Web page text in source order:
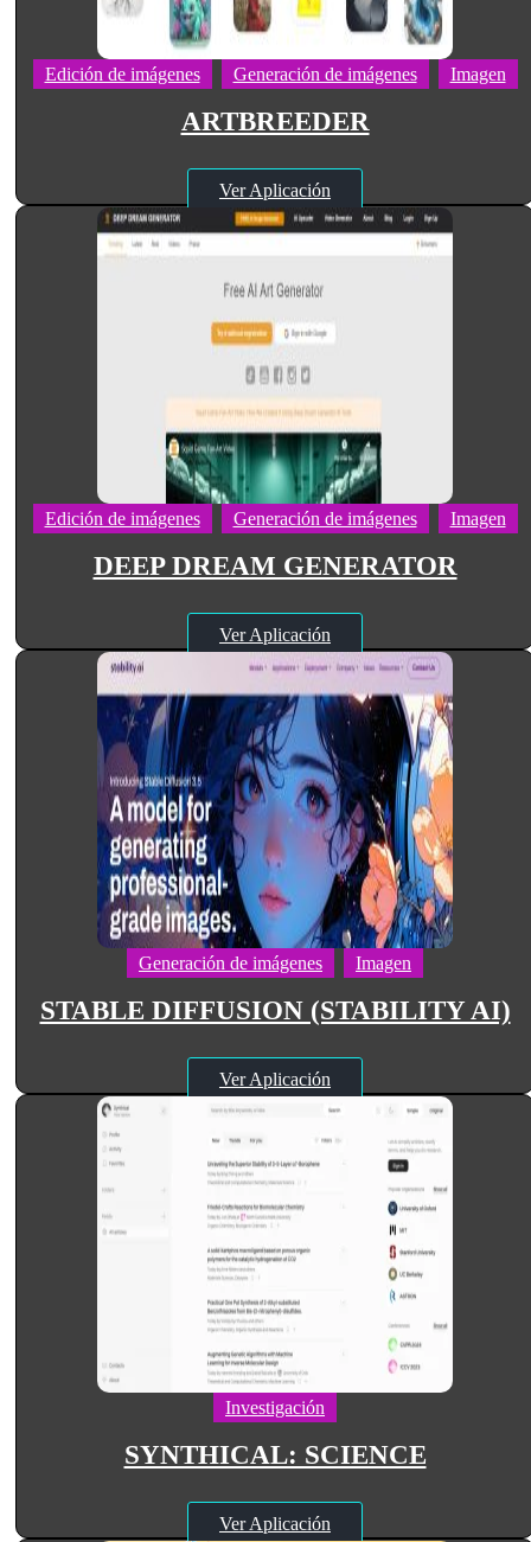
Edición de imágenes Generación de imágenes Imagen
ARTBREEDER
Ver Aplicación
Edición de imágenes Generación de imágenes Imagen
DEEP DREAM GENERATOR
Ver Aplicación
Generación de imágenes Imagen
STABLE DIFFUSION (STABILITY AI)
Ver Aplicación
Investigación
SYNTHICAL: SCIENCE
Ver Aplicación